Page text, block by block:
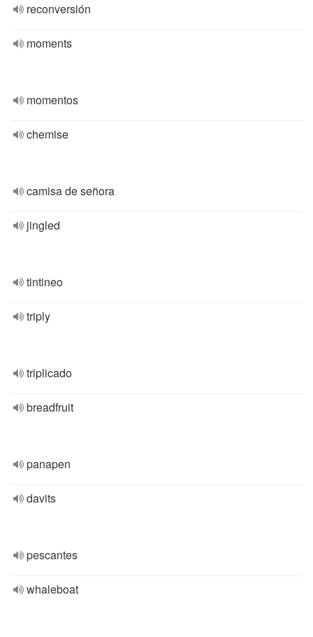
reconversión
moments
momentos
chemise
camisa de señora
jingled
tintineo
triply
triplicado
breadfruit
panapen
davits
pescantes
whaleboat